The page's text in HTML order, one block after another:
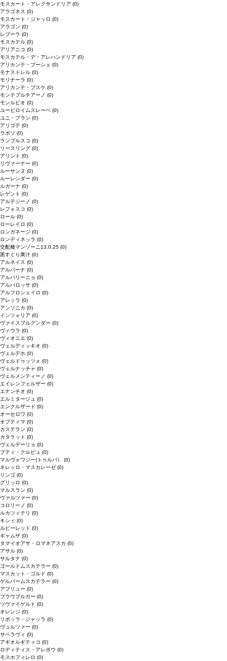
モスカート・アレクサンドリア (0)
アラゴネス (0)
モスカート・ジャッロ (0)
アラゴン (0)
レブーラ (0)
モスカテル (0)
アリアニコ (0)
モスカテル・デ・アレハンドリア (0)
アリカンテ・ブーシェ (0)
モナストレル (0)
モリナーラ (0)
アリカンテ・ブスケ (0)
モンテプルチアーノ (0)
モンルビオ (0)
ユービロイムスレーベ (0)
ユニ・ブラン (0)
アリゴテ (0)
ラボソ (0)
ランブルスコ (0)
リースリング (0)
アリント (0)
リヴァーナー (0)
ルーサンヌ (0)
ルーレンダー (0)
ルガーナ (0)
レゲント (0)
アルテジーノ (0)
レフォスコ (0)
ロール (0)
ローレイロ (0)
ロンガネージ (0)
ロンディネッラ (0)
交配種マンゾーニ13.0.25 (0)
黒すぐり果汁 (0)
アルネイス (0)
アルバーナ (0)
アルバリーニョ (0)
アルバロッサ (0)
アルフロシェイロ (0)
アレッラ (0)
アンソニカ (0)
インツォリア (0)
ヴァイスブルグンダー (0)
ヴィウラ (0)
ヴィオニエ (0)
ヴェルディッキオ (0)
ヴェルデホ (0)
ヴェルドゥッツォ (0)
ヴェルナッチャ (0)
ヴェルメンティーノ (0)
エイレンフェルザー (0)
エナンチオ (0)
エルミタージュ (0)
エンクルザード (0)
オーセロワ (0)
オプティマ (0)
カステラン (0)
カタラット (0)
ヴェルデーリョ (0)
プティ・クルビュ (0)
マルヴォワジー(トゥルバ） (0)
ネレッロ・マスカレーゼ (0)
リンゴ (0)
グリッロ (0)
マルスラン (0)
ヴァルツァー (0)
コロリーノ (0)
ルカツィテリ (0)
キシィ (0)
ルビーレッド (0)
ギャムザ (0)
タマイオアサ・ロマネアスカ (0)
アサル (0)
サルタナ (0)
ゴールドムスカテラー (0)
マスカット・ゴルド (0)
ゲルバームスカテラー (0)
アブリュー (0)
ブラウブルガー (0)
ツヴァイゲルト (0)
オレンジ (0)
リボッラ・ジャッラ (0)
ヴュルツァー (0)
サペラヴィ (0)
アギオルギティコ (0)
ロディティス・アレポウ (0)
モスホフィレロ (0)